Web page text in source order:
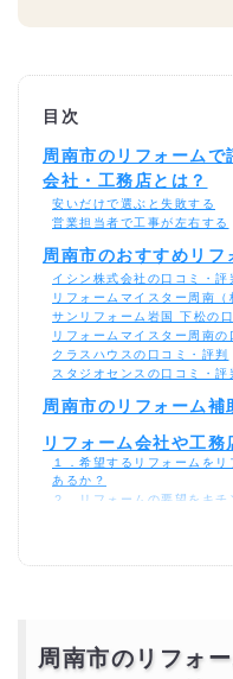
目次
周南市のリフォームで
会社・工務店とは？
安いだけで選ぶと失敗する
営業担当者で工事が左右する
周南市のおすすめリフ
イシン株式会社の口コミ・評
リフォームマイスター周南
サンリフォーム岩国 下松の
リフォームマイスター周南の
クラスハウスの口コミ・評判
スタジオセンスの口コミ・評
周南市のリフォーム補
リフォーム会社や工務
１．希望するリフォームを
あるか？
２．リフォームの要望をキ
３．費用が安いリフォーム
周南市のリフォ